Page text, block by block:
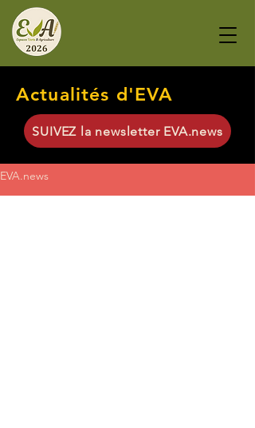
EVA.news
Actualités d'EVA
SUIVEZ la newsletter EVA.news